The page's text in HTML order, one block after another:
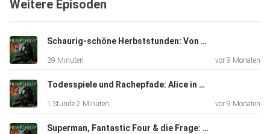
allgemein: Wie
Reinhören,
ablachen und mitdiskutieren!
Weitere Episoden
Schaurig-schöne Herbststunden: Von Wiederbelebung bis Mord
39 Minuten vor 9 Monaten
Todesspiele und Rachepfade: Alice in Borderland & Ghost of Yotei (auch wir sind im Japan-Hype)
1 Stunde 2 Minuten vor 9 Monaten
Superman, Fantastic Four & die Frage: Haben wir Helden-Burnout?